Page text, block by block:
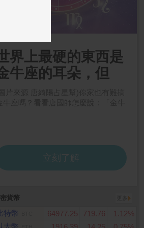
貨幣
特幣 64977.25 719.76
1.12%
太幣